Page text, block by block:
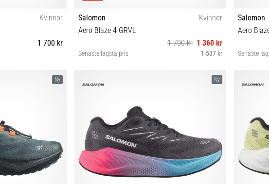
Kvinnor
1 700 kr
Salomon
Kvinnor
Aero Blaze 4 GRVL
1 700 kr 1 360 kr
Senaste lägsta pris 1 537 kr
Salomon
Aero
Senaste
Ny Ny